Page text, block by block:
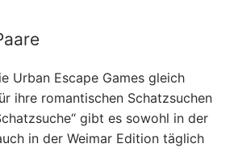
Urban Escape Games gleich
ihre romantischen Schatzsuchen
gibt es sowohl in der
in der Weimar Edition täglich